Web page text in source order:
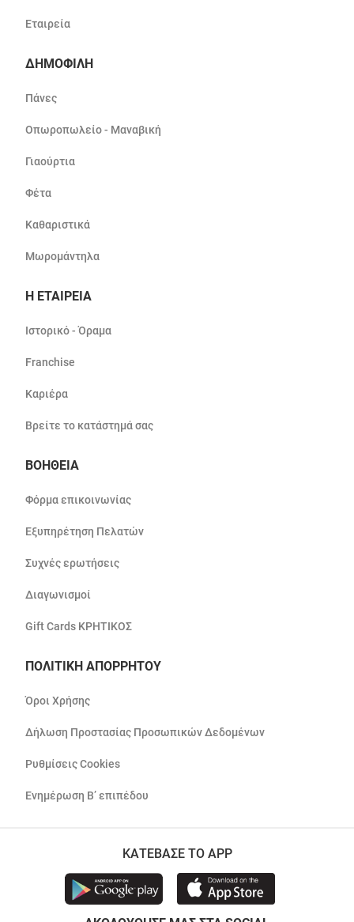
Εταιρεία
ΔΗΜΟΦΙΛΗ
Πάνες
Οπωροπωλείο - Μαναβική
Γιαούρτια
Φέτα
Καθαριστικά
Μωρομάντηλα
Η ΕΤΑΙΡΕΙΑ
Ιστορικό - Όραμα
Franchise
Καριέρα
Βρείτε το κατάστημά σας
ΒΟΗΘΕΙΑ
Φόρμα επικοινωνίας
Εξυπηρέτηση Πελατών
Συχνές ερωτήσεις
Διαγωνισμοί
Gift Cards ΚΡΗΤΙΚΟΣ
ΠΟΛΙΤΙΚΗ ΑΠΟΡΡΗΤΟΥ
Όροι Χρήσης
Δήλωση Προστασίας Προσωπικών Δεδομένων
Ρυθμίσεις Cookies
Ενημέρωση Β’ επιπέδου
ΚΑΤΕΒΑΣΕ ΤΟ APP